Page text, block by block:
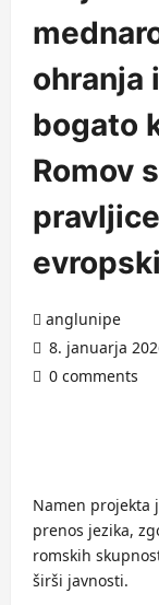
ohranja
bogato
Romov
anglunipe
8. januarja
0 comments
Namen projekta
prenos jezika,
romskih
širši javnosti.